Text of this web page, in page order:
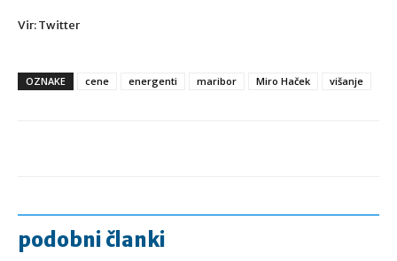
Vir: Twitter
OZNAKE cene energenti maribor Miro Haček višanje
podobni članki